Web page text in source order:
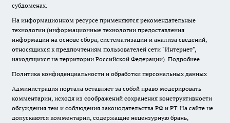
субдоменах.
На информационном ресурсе применяются рекомендательные
технологии (информационные технологии предоставления
информации на основе сбора, систематизации и анализа сведений,
относящихся к предпочтениям пользователей сети "Интернет",
находящихся на территории Российской Федерации). Подробнее
Политика конфиденциальности и обработки персональных данных
Администрация портала оставляет за собой право модерировать
комментарии, исходя из соображений сохранения конструктивности
обсуждения тем и соблюдения законодательства РФ и РТ. На сайте не
допускаются комментарии, содержащие нецензурную брань,